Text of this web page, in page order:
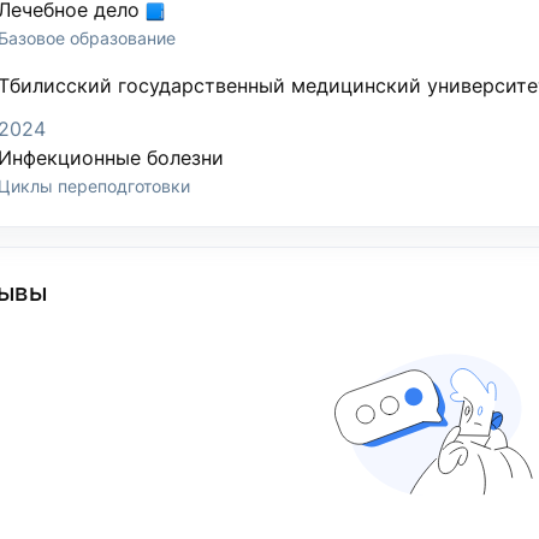
дело
образование
государственный медицинский
болезни
переподготовки